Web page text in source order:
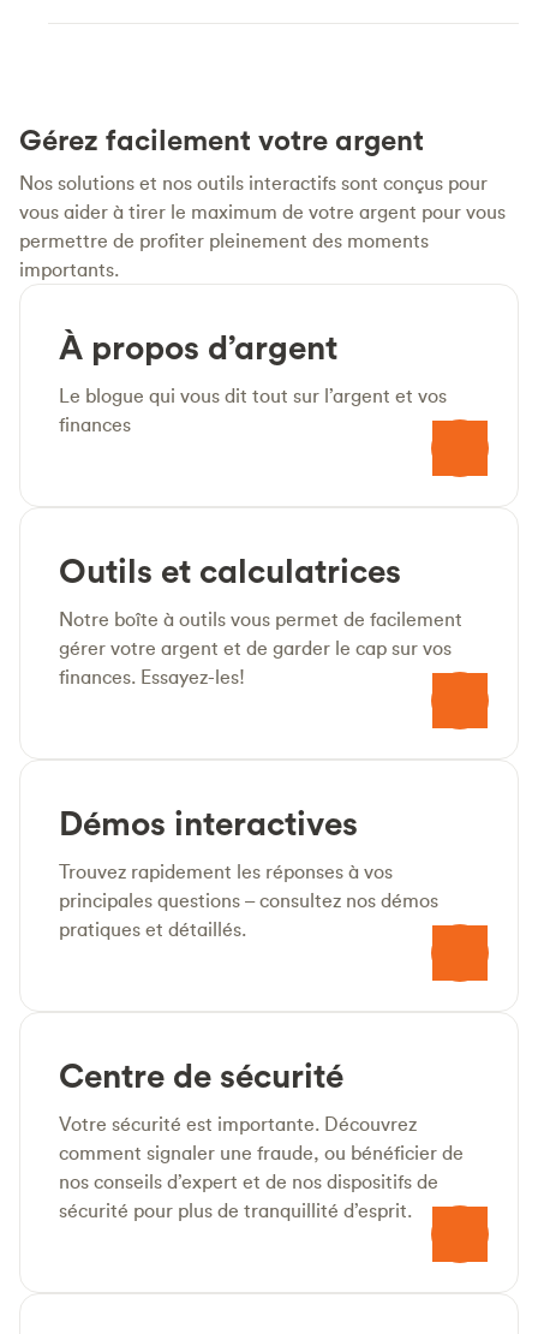
Gérez facilement votre argent
Nos solutions et nos outils interactifs sont conçus pour
vous aider à tirer le maximum de votre argent pour vous
permettre de profiter pleinement des moments
importants.
À propos d’argent
Le blogue qui vous dit tout sur l’argent et vos
finances
Outils et calculatrices
Notre boîte à outils vous permet de facilement
gérer votre argent et de garder le cap sur vos
finances. Essayez-les!
Démos interactives
Trouvez rapidement les réponses à vos
principales questions – consultez nos démos
pratiques et détaillés.
Centre de sécurité
Votre sécurité est importante. Découvrez
comment signaler une fraude, ou bénéficier de
nos conseils d’expert et de nos dispositifs de
sécurité pour plus de tranquillité d’esprit.